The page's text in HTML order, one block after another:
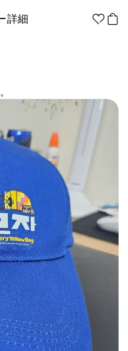
詳細
ィ
ゴリー
フードパ
ーカー
ジップア
パンツ
法被/ロー
ブ